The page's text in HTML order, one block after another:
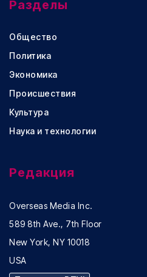
Разделы
Общество
Политика
Экономика
Происшествия
Культура
Наука и технологии
Редакция
Overseas Media Inc.
589 8th Ave., 7th Floor
New York, NY 10018
USA